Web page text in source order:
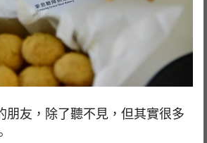
朋友，除了聽不見，但其實很多